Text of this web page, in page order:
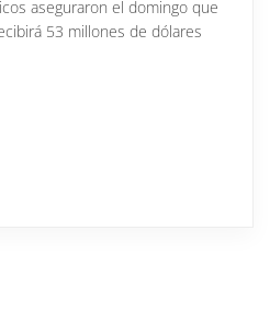
aseguraron el domingo que
53 millones de dólares